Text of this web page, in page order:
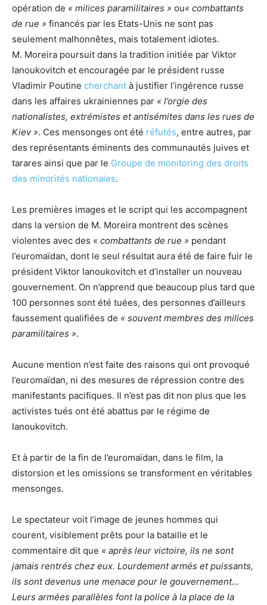
opération de « milices paramilitaires » ou« combattants
de rue » financés par les Etats-Unis ne sont pas
seulement malhonnêtes, mais totalement idiotes.
M. Moreira poursuit dans la tradition initiée par Viktor
Ianoukovitch et encouragée par le président russe
Vladimir Poutine cherchant à justifier l’ingérence russe
dans les affaires ukrainiennes par « l’orgie des
nationalistes, extrémistes et antisémites dans les rues de
Kiev ». Ces mensonges ont été réfutés, entre autres, par
des représentants éminents des communautés juives et
tarares ainsi que par le Groupe de monitoring des droits
des minorités nationales.
Les premières images et le script qui les accompagnent
dans la version de M. Moreira montrent des scènes
violentes avec des « combattants de rue » pendant
l’euromaïdan, dont le seul résultat aura été de faire fuir le
président Viktor Ianoukovitch et d’installer un nouveau
gouvernement. On n’apprend que beaucoup plus tard que
100 personnes sont été tuées, des personnes d’ailleurs
faussement qualifiées de « souvent membres des milices
paramilitaires ».
Aucune mention n’est faite des raisons qui ont provoqué
l’euromaïdan, ni des mesures de répression contre des
manifestants pacifiques. Il n’est pas dit non plus que les
activistes tués ont été abattus par le régime de
Ianoukovitch.
Et à partir de la fin de l’euromaïdan, dans le film, la
distorsion et les omissions se transforment en véritables
mensonges.
Le spectateur voit l’image de jeunes hommes qui
courent, visiblement prêts pour la bataille et le
commentaire dit que « après leur victoire, ils ne sont
jamais rentrés chez eux. Lourdement armés et puissants,
ils sont devenus une menace pour le gouvernement…
Leurs armées parallèles font la police à la place de la